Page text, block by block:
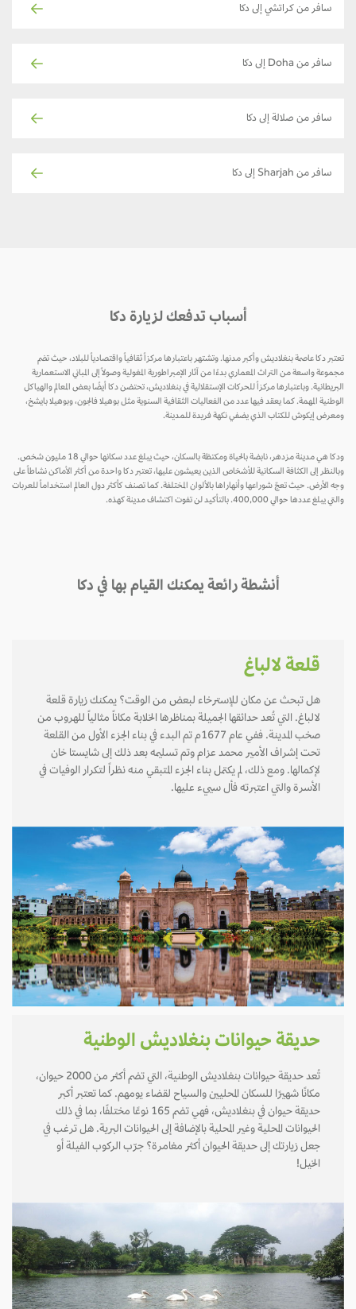
سافر من كراتشي إلى دكا
سافر من Doha إلى دكا
سافر من صلالة إلى دكا
سافر من Sharjah إلى دكا
أسباب تدفعك لزيارة دكا
تعتبر دكا عاصمة بنغلاديش وأكبر مدنها. وتشتهر باعتبارها مركزاً ثقافياً واقتصادياً للبلاد، حيث تضم
مجموعة واسعة من التراث المعماري بدءًا من آثار الإمبراطورية المغولية وصولاً إلى المباني الاستعمارية
البريطانية. وباعتبارها مركزاً للحركات الإستقلالية في بنغلاديش، تحتضن دكا أيضًا بعض المعالم والهياكل
الوطنية المهمة. كما يعقد فيها عدد من الفعاليات الثقافية السنوية مثل بوهيلا فالجون، وبوهيلا بايشخ،
ومعرض إيكوش للكتاب الذي يضفي نكهة فريدة للمدينة.
ودكا هي مدينة مزدهر، نابضة بالحياة ومكتظة بالسكان، حيث يبلغ عدد سكانها حوالي 18 مليون شخص.
وبالنظر إلى الكثافة السكانية للأشخاص الذين يعيشون عليها، تعتبر دكا واحدة من أكثر الأماكن نشاطاً على
وجه الأرض. حيث تعجّ شوراعها وأنهاراها بالألوان المختلفة. كما تصنف كأكثر دول العالم استخداماً للعربات
والتي يبلغ عددها حوالي 400,000. بالتأكيد لن تفوت اكتشاف مدينة كهذه.
أنشطة رائعة يمكنك القيام بها في دكا
قلعة لالباغ
هل تبحث عن مكان للإسترخاء لبعض من الوقت؟ يمكنك زيارة قلعة
لالباغ. التي تُعد حدائقها الجميلة بمناظرها الخلابة مكاناً مثالياً للهروب من
صخب المدينة. ففي عام 1677م تم البدء في بناء الجزء الأول من القلعة
تحت إشراف الأمير محمد عزام وتم تسليمه بعد ذلك إلى شايستا خان
لإكمالها. ومع ذلك، لم يكتمل بناء الجزء المتبقي منه نظراً لتكرار الوفيات في
الأسرة والتي اعتبرته فأل سييء عليها.
حديقة حيوانات بنغلاديش الوطنية
تُعد حديقة حيوانات بنغلاديش الوطنية، التي تضم أكثر من 2000 حيوان،
مكانًا شهيرًا للسكان المحليين والسياح لقضاء يومهم. كما تعتبر أكبر
حديقة حيوان في بنغلاديش، فهي تضم 165 نوعًا مختلفًا، بما في ذلك
الحيوانات المحلية وغير المحلية بالإضافة إلى الحيوانات البرية. هل ترغب في
جعل زيارتك إلى حديقة الحيوان أكثر مغامرة؟ جرّب الركوب الفيلة أو
الخيل!